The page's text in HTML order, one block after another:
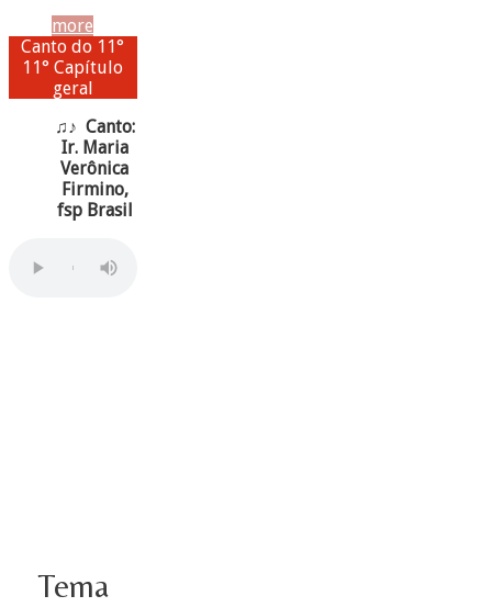
more
Canto do 11°
11° Capítulo
geral
♫♪ Canto:
Ir. Maria
Verônica
Firmino,
fsp Brasil
Tema